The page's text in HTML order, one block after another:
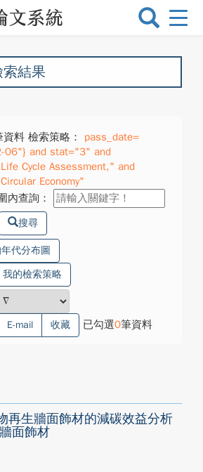
選
換
結果
資料 檢索策略：
pass_date=
and stat="3" and
Cycle Assessment," and
Economy"
內查詢：
搜尋
代分布圖
我的檢索策略
E-mail 收藏 已勾選0筆資料
再生牆面飾材的減碳效益分析
面飾材